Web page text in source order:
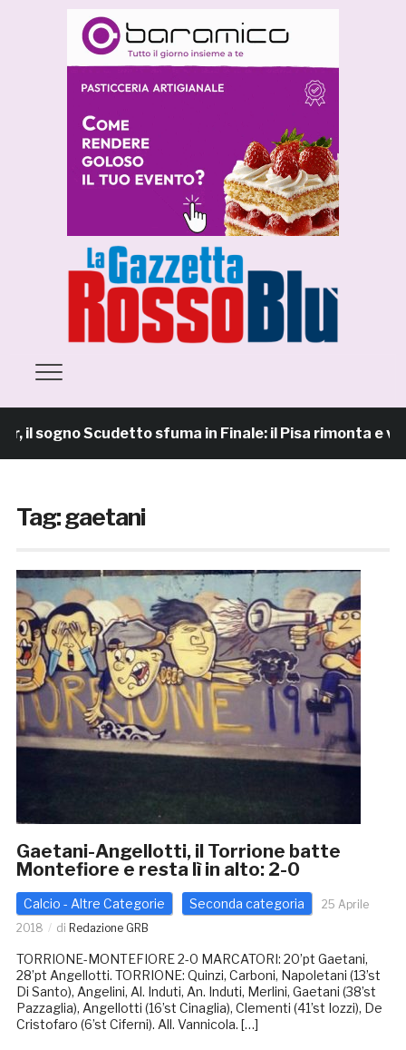
il sogno Scudetto sfuma in Finale: il Pisa rimonta e
Tag:gaetani
Gaetani-Angellotti, il Torrione batte
Montefiore e resta lì in alto: 2-0
Calcio - Altre Categorie Seconda categoria
25 Aprile
2018
di Redazione GRB
TORRIONE-MONTEFIORE 2-0 MARCATORI: 20’pt Gaetani,
28’pt Angellotti. TORRIONE: Quinzi, Carboni, Napoletani (13’st
Di Santo), Angelini, Al. Induti, An. Induti, Merlini, Gaetani (38’st
Pazzaglia), Angellotti (16’st Cinaglia), Clementi (41’st Iozzi), De
Cristofaro (6’st Ciferni). All. Vannicola. […]